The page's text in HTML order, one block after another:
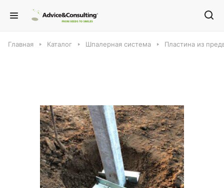
Главная Каталог Шпалерная система Пластина из